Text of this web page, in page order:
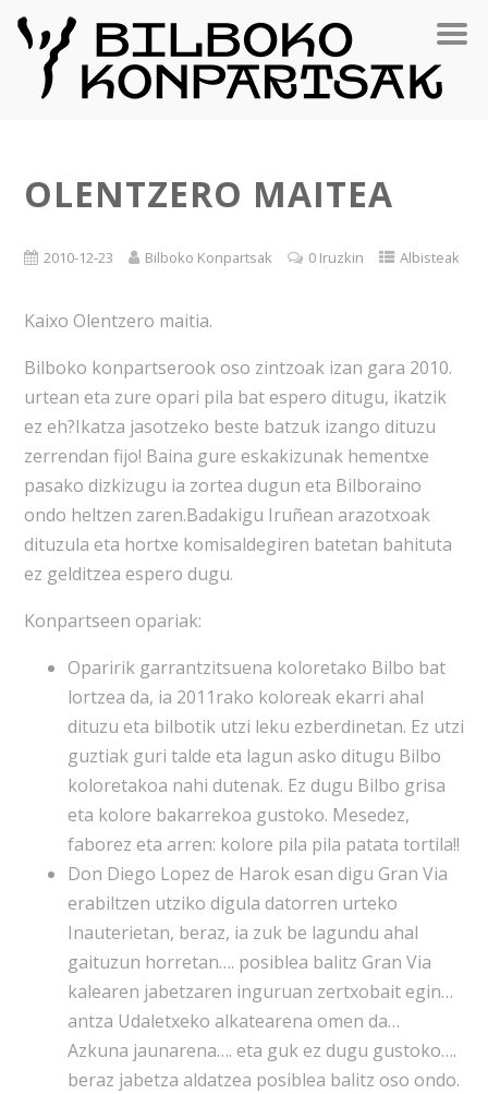
OLENTZERO MAITEA
2010-12-23 Bilboko Konpartsak 0 Iruzkin Albisteak
Kaixo Olentzero maitia.
Bilboko konpartserook oso zintzoak izan gara 2010.
urtean eta zure opari pila bat espero ditugu, ikatzik
ez eh?Ikatza jasotzeko beste batzuk izango dituzu
zerrendan fijo! Baina gure eskakizunak hementxe
pasako dizkizugu ia zortea dugun eta Bilboraino
ondo heltzen zaren.Badakigu Iruñean arazotxoak
dituzula eta hortxe komisaldegiren batetan bahituta
ez gelditzea espero dugu.
Konpartseen opariak:
Oparirik garrantzitsuena koloretako Bilbo bat
lortzea da, ia 2011rako koloreak ekarri ahal
dituzu eta bilbotik utzi leku ezberdinetan. Ez utzi
guztiak guri talde eta lagun asko ditugu Bilbo
koloretakoa nahi dutenak. Ez dugu Bilbo grisa
eta kolore bakarrekoa gustoko. Mesedez,
faborez eta arren: kolore pila pila patata tortila!!
Don Diego Lopez de Harok esan digu Gran Via
erabiltzen utziko digula datorren urteko
Inauterietan, beraz, ia zuk be lagundu ahal
gaituzun horretan…. posiblea balitz Gran Via
kalearen jabetzaren inguruan zertxobait egin…
antza Udaletxeko alkatearena omen da…
Azkuna jaunarena…. eta guk ez dugu gustoko….
beraz jabetza aldatzea posiblea balitz oso ondo.